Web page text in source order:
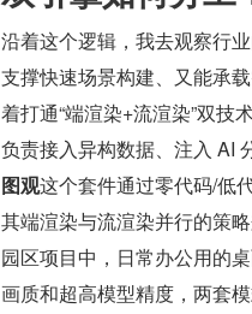
沿着这个逻辑，我去观察行
支撑快速场景构建、又能承
着打通“端渲染+流渲染”双技
负责接入异构数据、注入 AI
图观这个套件通过零代码/低
其端渲染与流渲染并行的策
园区项目中，日常办公用的
画质和超高模型精度，两套